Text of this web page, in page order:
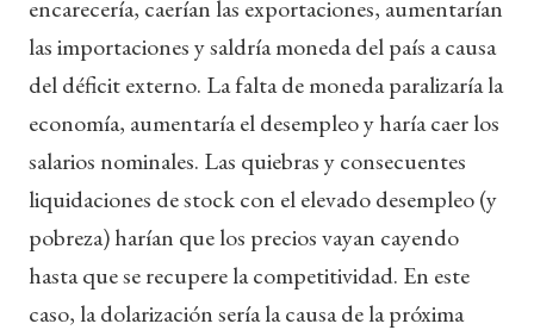
encarecería, caerían las exportaciones, aumentarían
las importaciones y saldría moneda del país a causa
del déficit externo. La falta de moneda paralizaría la
economía, aumentaría el desempleo y haría caer los
salarios nominales. Las quiebras y consecuentes
liquidaciones de stock con el elevado desempleo (y
pobreza) harían que los precios vayan cayendo
hasta que se recupere la competitividad. En este
caso, la dolarización sería la causa de la próxima